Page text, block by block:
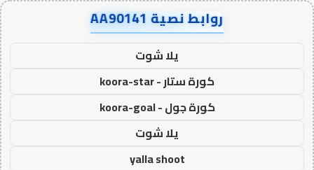
روابط نصية AA90141
يلا شوت
كورة ستار - koora-star
كورة جول - koora-goal
يلا شوت
yalla shoot